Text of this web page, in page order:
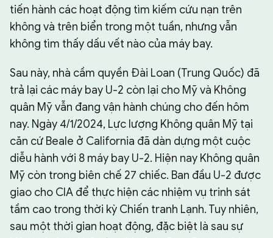
tiến hành các hoạt động tìm kiếm cứu nạn trên
không và trên biển trong một tuần, nhưng vẫn
không tìm thấy dấu vết nào của máy bay.
Sau này, nhà cầm quyền Đài Loan (Trung Quốc) đã
trả lại các máy bay U-2 còn lại cho Mỹ và Không
quân Mỹ vẫn đang vận hành chúng cho đến hôm
nay. Ngày 4/1/2024, Lực lượng Không quân Mỹ tại
căn cứ Beale ở California đã dàn dựng một cuộc
diễu hành với 8 máy bay U-2. Hiện nay Không quân
Mỹ còn trong biên chế 27 chiếc. Ban đầu U-2 được
giao cho CIA để thực hiện các nhiệm vụ trinh sát
tầm cao trong thời kỳ Chiến tranh Lạnh. Tuy nhiên,
sau một thời gian hoạt động, đặc biệt là sau sự